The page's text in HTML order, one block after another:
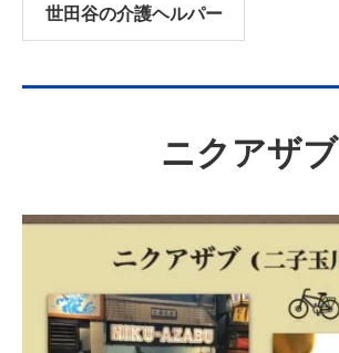
世田谷の介護ヘルパー
ニクアザブ